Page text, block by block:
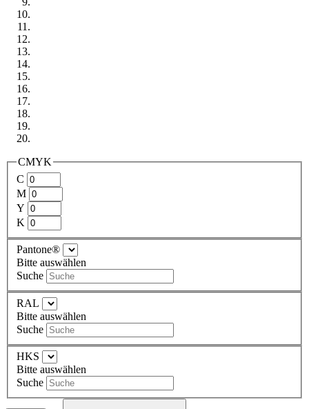
CMYK
C
M
Y
K
Pantone®
Bitte auswählen
Suche
RAL
Bitte auswählen
Suche
HKS
Bitte auswählen
Suche